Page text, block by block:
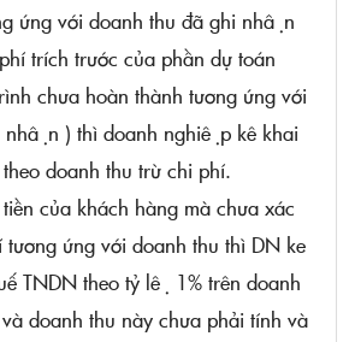
ứng với doanh thu đã ghi nhận
trích trước của phần dự toán
chưa hoàn thành tương ứng với
nhận ) thì doanh nghiệp kê khai
doanh thu trừ chi phí.
của khách hàng mà chưa xác
ứng với doanh thu thì DN ke
TNDN theo tỷ lệ 1% trên doanh
doanh thu này chưa phải tính và